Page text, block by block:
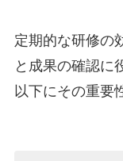
定期的な研修の
と成果の確認に
以下にその重要